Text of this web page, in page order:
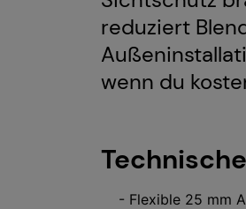
reduziert
wenn du
- Flexible 25 mm